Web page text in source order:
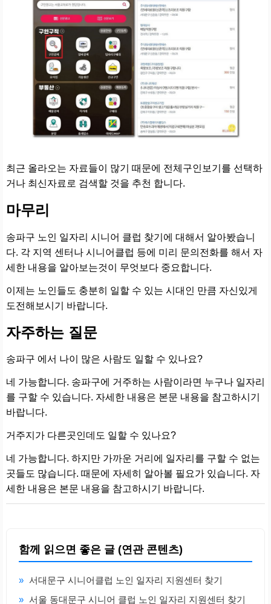
최근 올라오는 자료들이 많기 때문에 전체구인보기를 선택하
거나 최신자료로 검색할 것을 추천 합니다.
마무리
송파구 노인 일자리 시니어 클럽 찾기에 대해서 알아봤습니
다. 각 지역 센터나 시니어클럽 등에 미리 문의전화를 해서 자
세한 내용을 알아보는것이 무엇보다 중요합니다.
이제는 노인들도 충분히 일할 수 있는 시대인 만큼 자신있게
도전해보시기 바랍니다.
자주하는 질문
송파구 에서 나이 많은 사람도 일할 수 있나요?
네 가능합니다. 송파구에 거주하는 사람이라면 누구나 일자리
를 구할 수 있습니다. 자세한 내용은 본문 내용을 참고하시기
바랍니다.
거주지가 다른곳인데도 일할 수 있나요?
네 가능합니다. 하지만 가까운 거리에 일자리를 구할 수 없는
곳들도 많습니다. 때문에 자세히 알아볼 필요가 있습니다. 자
세한 내용은 본문 내용을 참고하시기 바랍니다.
함께 읽으면 좋은 글 (연관 콘텐츠)
» 서대문구 시니어클럽 노인 일자리 지원센터 찾기
» 서울 동대문구 시니어 클럽 노인 일자리 지원센터 찾기